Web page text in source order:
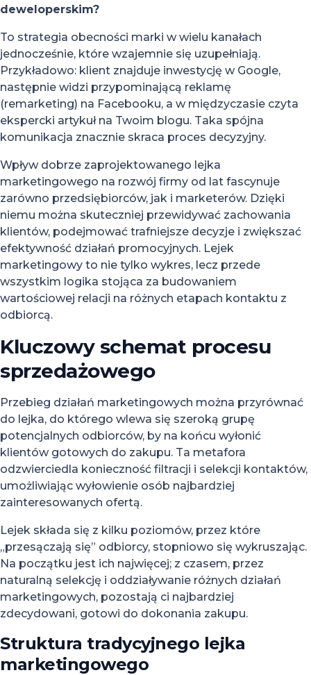
deweloperskim?
To strategia obecności marki w wielu kanałach
jednocześnie, które wzajemnie się uzupełniają.
Przykładowo: klient znajduje inwestycję w Google,
następnie widzi przypominającą reklamę
(remarketing) na Facebooku, a w międzyczasie czyta
ekspercki artykuł na Twoim blogu. Taka spójna
komunikacja znacznie skraca proces decyzyjny.
Wpływ dobrze zaprojektowanego lejka
marketingowego na rozwój firmy od lat fascynuje
zarówno przedsiębiorców, jak i marketerów. Dzięki
niemu można skuteczniej przewidywać zachowania
klientów, podejmować trafniejsze decyzje i zwiększać
efektywność działań promocyjnych. Lejek
marketingowy to nie tylko wykres, lecz przede
wszystkim logika stojąca za budowaniem
wartościowej relacji na różnych etapach kontaktu z
odbiorcą.
Kluczowy schemat procesu
sprzedażowego
Przebieg działań marketingowych można przyrównać
do lejka, do którego wlewa się szeroką grupę
potencjalnych odbiorców, by na końcu wyłonić
klientów gotowych do zakupu. Ta metafora
odzwierciedla konieczność filtracji i selekcji kontaktów,
umożliwiając wyłowienie osób najbardziej
zainteresowanych ofertą.
Lejek składa się z kilku poziomów, przez które
„przesączają się” odbiorcy, stopniowo się wykruszając.
Na początku jest ich najwięcej; z czasem, przez
naturalną selekcję i oddziaływanie różnych działań
marketingowych, pozostają ci najbardziej
zdecydowani, gotowi do dokonania zakupu.
Struktura tradycyjnego lejka
marketingowego